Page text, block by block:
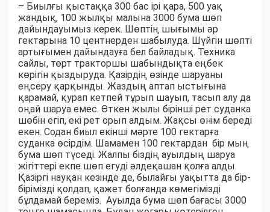
– Биылғы қыстаққа 300 бас ірі қара, 500 уақ
жандық, 100 жылқы малына 3000 бума шөп
дайындауымыз керек. Шөптің шығымы әр
гектарына 10 центнерден шабылуда. Шүйгін шөпті
артығымен дайындауға бел байладық. Техника
сайлы, төрт тракторшы шабындықта еңбек
көрігін қыздыруда. Қазірдің өзінде шаруаны
еңсеру қарқынды. Жаздың аптап ыстығына
қарамай, қурап кетпей тұрып шауып, тасып алу да
оңай шаруа емес. Өткен жылы бірінші рет суданка
шөбін егіп, екі рет орып алдым. Жақсы өнім береді
екен. Содан биыл екінші мәрте 100 гектарға
суданка өсірдім. Шамамен 100 гектардан бір мың
бума шөп түседі. Жалпы біздің ауылдың шаруа
жігіттері екпе шөп егуді әлдеқашан қолға алды.
Қазіргі науқан кезінде де, былайғы уақытта да бір-
бірімізді қолдап, қажет болғанда көмегімізді
бұлдамай береміз. Ауылда бума шөп бағасы 3000